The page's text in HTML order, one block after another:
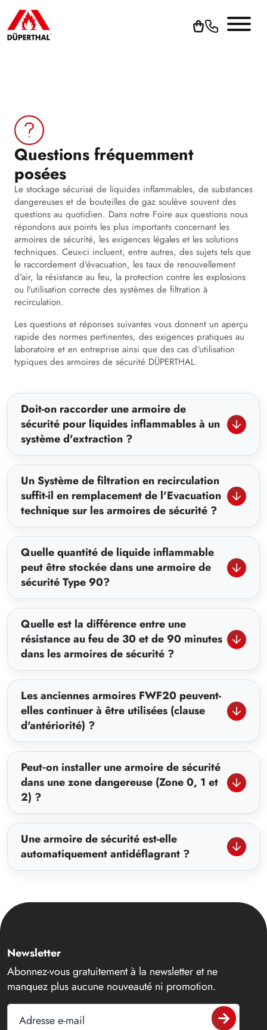
Questions fréquemment
posées
Le stockage sécurisé de liquides inflammables, de substances
dangereuses et de bouteilles de gaz soulève souvent des
questions au quotidien. Dans notre Foire aux questions nous
répondons aux points les plus importants concernant les
armoires de sécurité, les exigences légales et les solutions
techniques. Ceux-ci incluent, entre autres, des sujets tels que
le raccordement d'évacuation, les taux de renouvellement
d'air, la résistance au feu, la protection contre les explosions
ou l'utilisation correcte des systèmes de filtration à
recirculation.
Les questions et réponses suivantes vous donnent un aperçu
rapide des normes pertinentes, des exigences pratiques au
laboratoire et en entreprise ainsi que des cas d'utilisation
typiques des armoires de sécurité DÜPERTHAL.
Doit-on raccorder une armoire de
sécurité pour liquides inflammables à un
système d'extraction ?
Un Système de filtration en recirculation
suffit-il en remplacement de l'Evacuation
technique sur les armoires de sécurité ?
Quelle quantité de liquide inflammable
peut être stockée dans une armoire de
sécurité Type 90?
Quelle est la différence entre une
résistance au feu de 30 et de 90 minutes
dans les armoires de sécurité ?
Les anciennes armoires FWF20 peuvent-
elles continuer à être utilisées (clause
d'antériorité) ?
Peut‑on installer une armoire de sécurité
dans une zone dangereuse (Zone 0, 1 et
2) ?
Une armoire de sécurité est-elle
automatiquement antidéflagrant ?
Newsletter
Abonnez-vous gratuitement à la newsletter et ne
manquez plus aucune nouveauté ni promotion.
Adresse e-mail